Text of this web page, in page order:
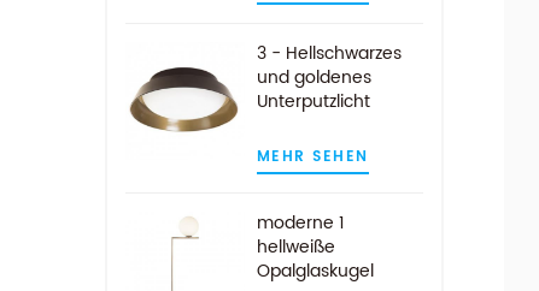
3 - Hellschwarzes
und goldenes
Unterputzlicht
MEHR SEHEN
moderne 1
hellweiße
Opalglaskugel